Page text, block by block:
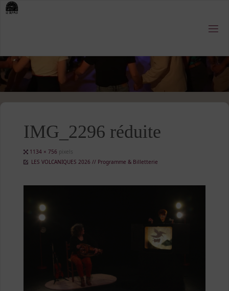
Skip
IMG_2296 réduite
Full
size
1134 × 756 pixels
LES VOLCANIQUES 2026 // Programme & Billetterie